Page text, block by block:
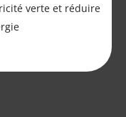
verte et réduire